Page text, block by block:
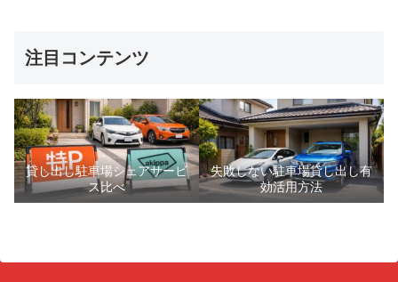
注目コンテンツ
貸し出し駐車場シェアサービ
ス比べ
失敗しない駐車場貸し出し有
効活用方法